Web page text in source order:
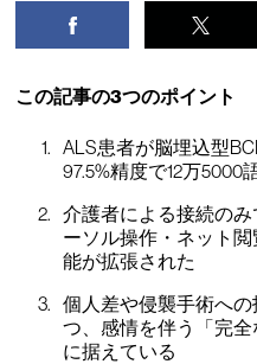
この記事の3つのポイント
ALS患者が脳埋込型
97.5%精度で12万5000
介護者による接続の
ーソル操作・ネット
能が拡張された
個人差や侵襲手術へ
つ、感情を伴う「完
に据えている